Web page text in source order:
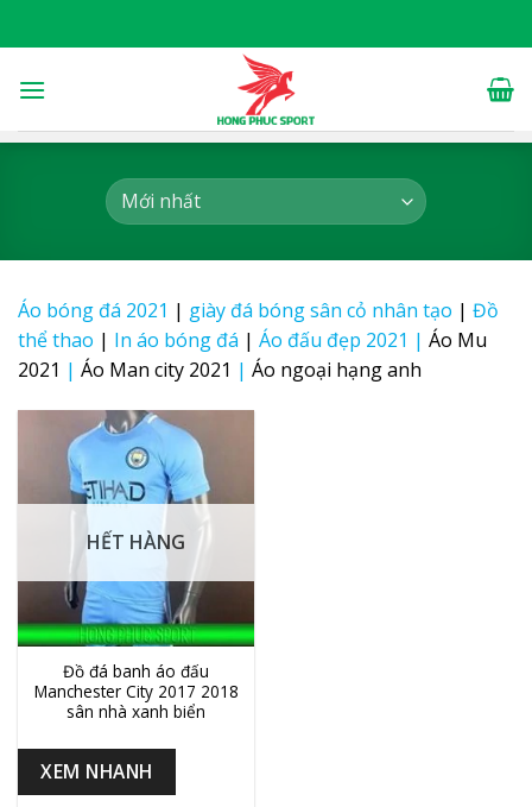
to
Áo bóng đá 2021 | giày đá bóng sân cỏ nhân tạo | Đồ
thể thao | In áo bóng đá | Áo đấu đẹp 2021 | Áo Mu
2021 | Áo Man city 2021 | Áo ngoại hạng anh
HẾT HÀNG
Đồ đá banh áo đấu
Manchester City 2017 2018
sân nhà xanh biển
XEM NHANH